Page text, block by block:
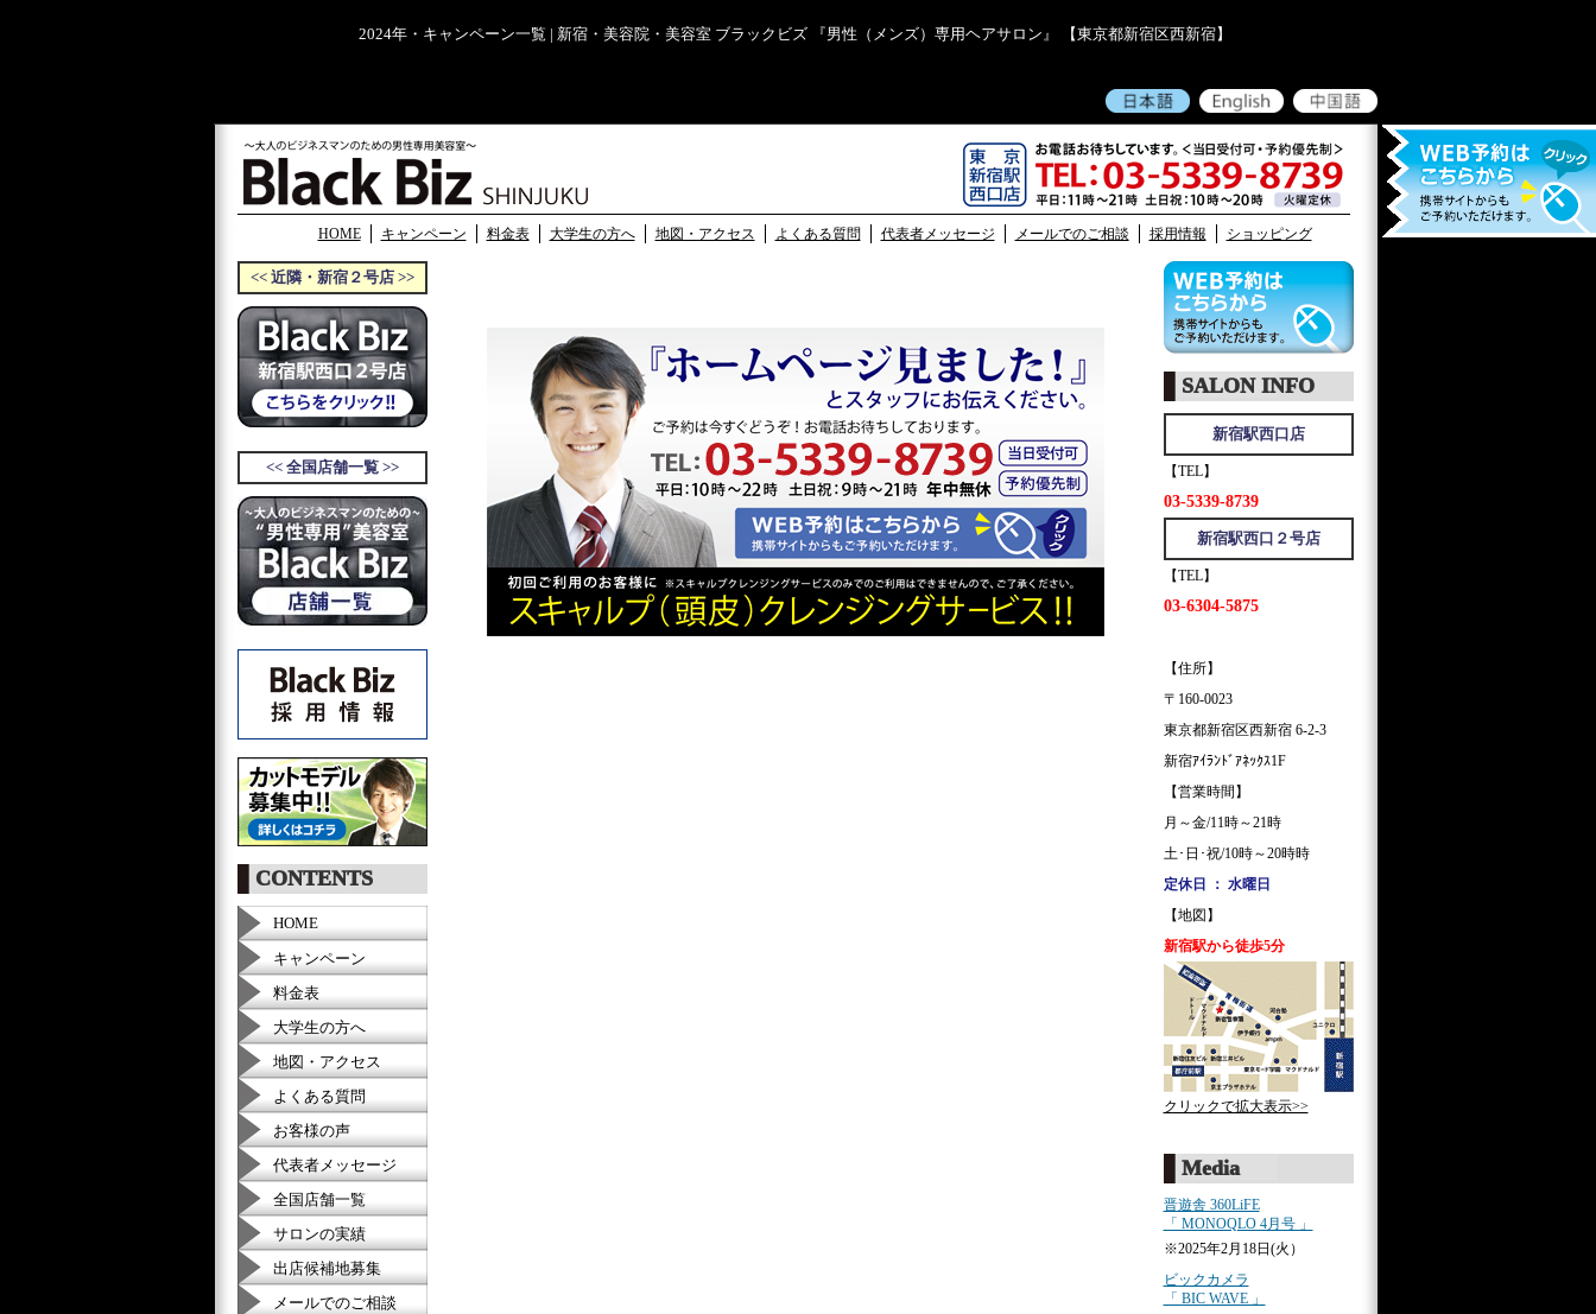
2024年・キャンペーン一覧 | 新宿・美容院・美容室 ブラックビズ 『男性（メンズ）専用ヘアサロン』 【東京都新宿区西新宿】
HOME キャンペーン 料金表 大学生の方へ 地図・アクセス よくある質問 代表者メッセージ メールでのご相談 採用情報 ショッピング
<< 近隣・新宿２号店 >>
<< 全国店舗一覧 >>
CONTENTS
HOME
キャンペーン
料金表
大学生の方へ
地図・アクセス
よくある質問
お客様の声
代表者メッセージ
全国店舗一覧
サロンの実績
出店候補地募集
メールでのご相談
SALON INFO
新宿駅西口店
【TEL】
03-5339-8739
新宿駅西口２号店
【TEL】
03-6304-5875
【住所】
〒160-0023
東京都新宿区西新宿 6-2-3
新宿ｱｲﾗﾝﾄﾞｱﾈｯｸｽ1F
【営業時間】
月～金/11時～21時
土･日･祝/10時～20時時
定休日 ： 水曜日
【地図】
新宿駅から徒歩5分
クリックで拡大表示>>
Media
晋遊舎 360LiFE
「 MONOQLO 4月号 」
※2025年2月18日(火）
ビックカメラ
「 BIC WAVE 」
03-5339-8739